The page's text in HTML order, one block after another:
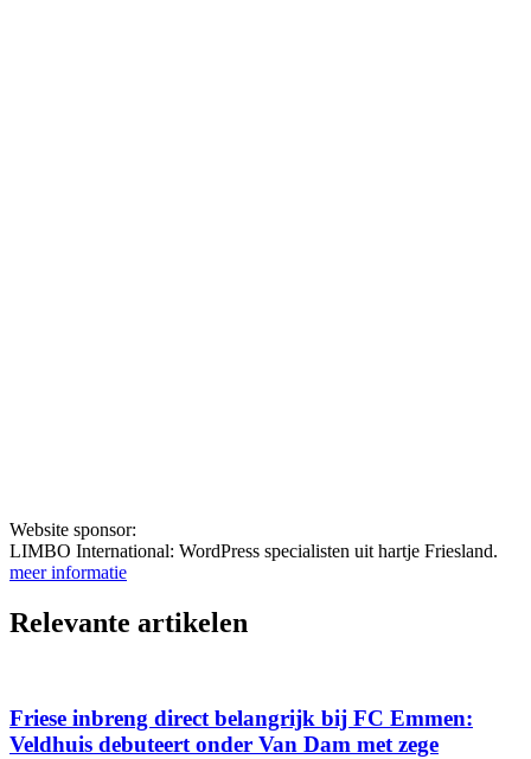
Website sponsor:
LIMBO International: WordPress specialisten uit hartje Friesland.
meer informatie
Relevante artikelen
Friese inbreng direct belangrijk bij FC Emmen:
Veldhuis debuteert onder Van Dam met zege